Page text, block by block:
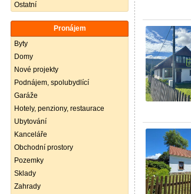
Ostatní
Pronájem
Byty
Domy
Nové projekty
Podnájem, spolubydlící
Garáže
Hotely, penziony, restaurace
Ubytování
Kanceláře
Obchodní prostory
Pozemky
Sklady
Zahrady